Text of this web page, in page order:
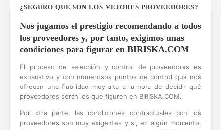
¿SEGURO QUE SON LOS MEJORES PROVEEDORES?
Nos jugamos el prestigio recomendando a todos
los proveedores y, por tanto, exigimos unas
condiciones para figurar en BIRISKA.COM
El proceso de selección y control de proveedores es
exhaustivo y con numerosos puntos de control que nos
ofrecen una fiabilidad muy alta a la hora de decidir qué
proveedores serán los que figuren en BIRISKA.COM.
Por otra parte, las condiciones contractuales con los
proveedores son muy exigentes y si, en algún momento,